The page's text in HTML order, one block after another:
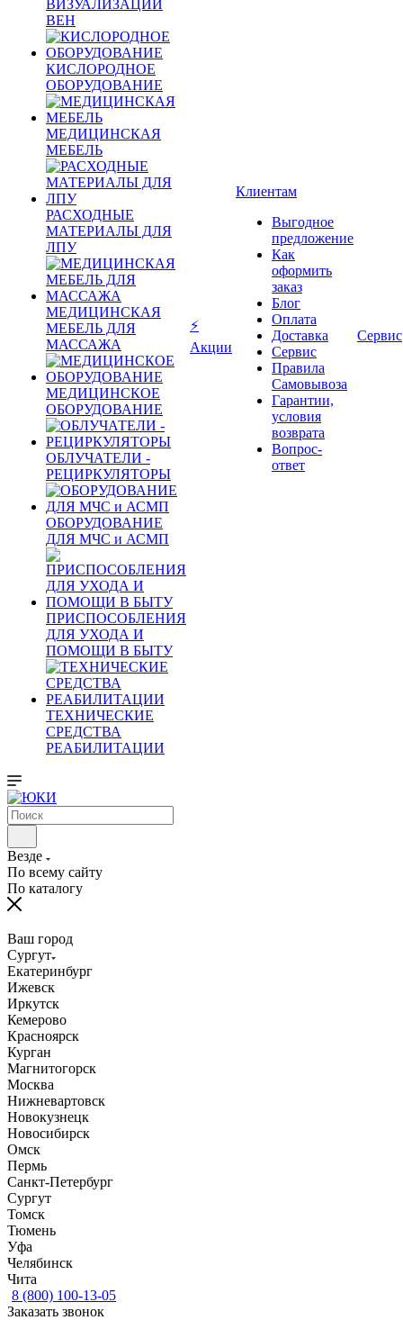
ВИЗУАЛИЗАЦИИ
ВЕН
КИСЛОРОДНОЕ
ОБОРУДОВАНИЕ
МЕДИЦИНСКАЯ
МЕБЕЛЬ
РАСХОДНЫЕ
МАТЕРИАЛЫ ДЛЯ
ЛПУ
МЕДИЦИНСКАЯ
МЕБЕЛЬ ДЛЯ
МАССАЖА
МЕДИЦИНСКОЕ
ОБОРУДОВАНИЕ
ОБЛУЧАТЕЛИ -
РЕЦИРКУЛЯТОРЫ
ОБОРУДОВАНИЕ
ДЛЯ МЧС и АСМП
ПРИСПОСОБЛЕНИЯ
ДЛЯ УХОДА И
ПОМОЩИ В БЫТУ
ТЕХНИЧЕСКИЕ
СРЕДСТВА
РЕАБИЛИТАЦИИ
⚡
Акции
Клиентам
Выгодное
предложение
Как
оформить
заказ
Блог
Оплата
Доставка
Сервис
Правила
Самовывоза
Гарантии,
условия
возврата
Вопрос-
ответ
Сервис
Везде
По всему сайту
По каталогу
Ваш город
Сургут
Екатеринбург
Ижевск
Иркутск
Кемерово
Красноярск
Курган
Магнитогорск
Москва
Нижневартовск
Новокузнецк
Новосибирск
Омск
Пермь
Санкт-Петербург
Сургут
Томск
Тюмень
Уфа
Челябинск
Чита
8 (800) 100-13-05
Заказать звонок